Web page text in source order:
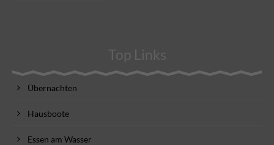
Top Links
Übernachten
Hausboote
Essen am Wasser